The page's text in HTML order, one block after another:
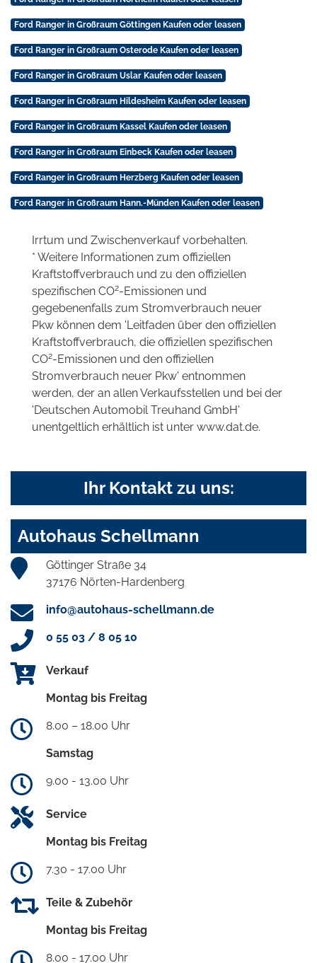
Ford Ranger in Großraum Göttingen Kaufen oder leasen
Ford Ranger in Großraum Osterode Kaufen oder leasen
Ford Ranger in Großraum Uslar Kaufen oder leasen
Ford Ranger in Großraum Hildesheim Kaufen oder leasen
Ford Ranger in Großraum Kassel Kaufen oder leasen
Ford Ranger in Großraum Einbeck Kaufen oder leasen
Ford Ranger in Großraum Herzberg Kaufen oder leasen
Ford Ranger in Großraum Hann.-Münden Kaufen oder leasen
Irrtum und Zwischenverkauf vorbehalten.
* Weitere Informationen zum offiziellen
Kraftstoffverbrauch und zu den offiziellen
spezifischen CO2-Emissionen und
gegebenenfalls zum Stromverbrauch neuer
Pkw können dem 'Leitfaden über den offiziellen
Kraftstoffverbrauch, die offiziellen spezifischen
CO2-Emissionen und den offiziellen
Stromverbrauch neuer Pkw' entnommen
werden, der an allen Verkaufsstellen und bei der
'Deutschen Automobil Treuhand GmbH'
unentgeltlich erhältlich ist unter www.dat.de.
Ihr Kontakt zu uns:
Autohaus Schellmann
Göttinger Straße 34
37176 Nörten-Hardenberg
info@autohaus-schellmann.de
0 55 03 / 8 05 10
Verkauf
Montag bis Freitag
8.00 – 18.00 Uhr
Samstag
9.00 - 13.00 Uhr
Service
Montag bis Freitag
7.30 - 17.00 Uhr
Teile & Zubehör
Montag bis Freitag
8.00 - 17.00 Uhr